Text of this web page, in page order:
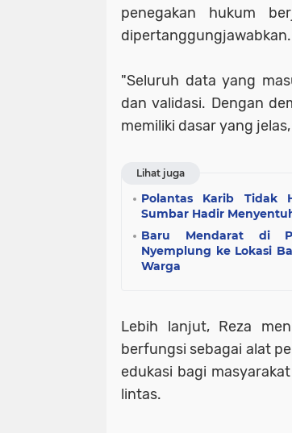
penegakan hukum
dipertanggungjawabkan.
"Seluruh data yang
dan validasi. Dengan
memiliki dasar yang
Lihat juga
Polantas Karib Tidak
Sumbar Hadir
Baru Mendarat di
Nyemplung ke Lokasi
Warga
Lebih lanjut, Reza
berfungsi sebagai alat
edukasi bagi
lintas.